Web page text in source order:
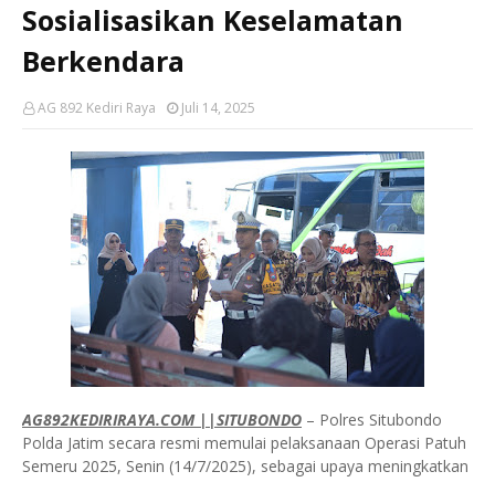
Sosialisasikan Keselamatan
Berkendara
AG 892 Kediri Raya Juli 14, 2025
AG892KEDIRIRAYA.COM ||SITUBONDO – Polres Situbondo
Polda Jatim secara resmi memulai pelaksanaan Operasi Patuh
Semeru 2025, Senin (14/7/2025), sebagai upaya meningkatkan